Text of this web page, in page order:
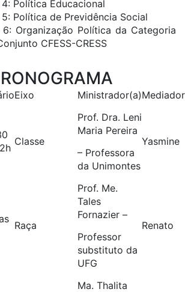
Política Educacional
Política de Previdência Social
6: Organização Política da Categoria
CFESS-CRESS
Eixo Ministrador(a)
Classe
Prof. Dra. Leni
Maria Pereira
– Professora
da Unimontes
Yasmine
Raça
Prof. Me.
Tales
Fornazier –
Professor
substituto da
UFG
Renato
Ma. Thalita